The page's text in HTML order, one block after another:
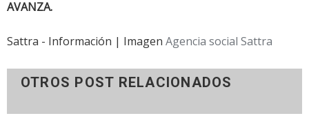
AVANZA.
Sattra - Información | Imagen Agencia social Sattra
OTROS POST RELACIONADOS